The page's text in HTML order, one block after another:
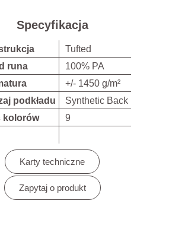
Specyfikacja
Tufted
runa
100% PA
+/- 1450 g/m²
podkładu
Synthetic Back
kolorów
9
Karty techniczne
Zapytaj o produkt